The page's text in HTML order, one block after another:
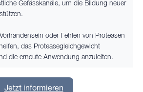
Gefässkanäle, um die Bildung neuer
oder Fehlen von Proteasen
das Proteasegleichgewicht
die erneute Anwendung anzuleiten.
Jetzt informieren